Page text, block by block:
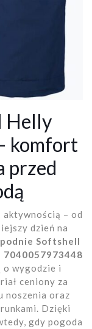
Helly
komfort
przed
aktywnością – od
dzień na
Softshell
7040057973448
o wygodzie i
ceniony za
noszenia oraz
Dzięki
gdy pogoda